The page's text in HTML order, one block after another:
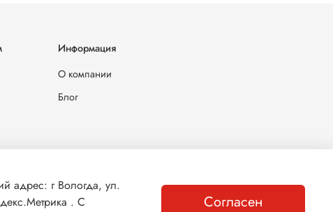
Информация
О компании
Блог
адрес: г Вологда, ул.
. С
Согласен